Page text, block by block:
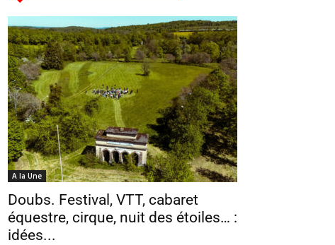
A la Une
Doubs. Festival, VTT, cabaret
équestre, cirque, nuit des étoiles… :
idées...